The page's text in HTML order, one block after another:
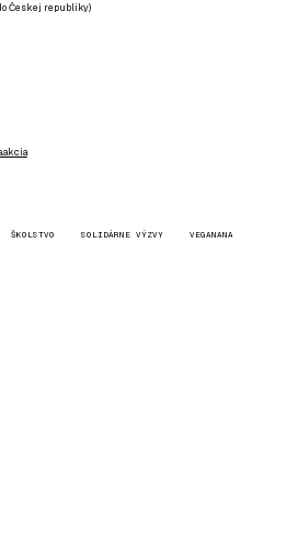
Českej republiky)
ŠKOLSTVO SOLIDÁRNE VÝZVY VEGANANA